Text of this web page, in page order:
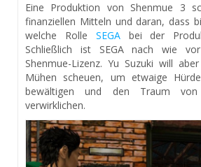
Eine Produktion von Shenmue 3
finanziellen Mitteln und daran, dass
welche Rolle SEGAbei der
Schließlich ist SEGA nach wie
Shenmue-Lizenz. Yu Suzuki will
Mühen scheuen, um etwaige
bewältigen und den Traum
verwirklichen.